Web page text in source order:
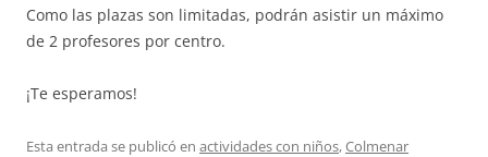
Como las plazas son limitadas, podrán asistir un máximo
de 2 profesores por centro.
¡Te esperamos!
Esta entrada se publicó en actividades con niños,Colmenar